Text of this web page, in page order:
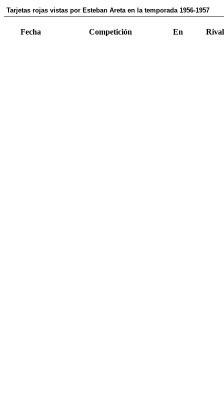
Tarjetas rojas vistas por Esteban Areta en la temporada 1956-1957
Fecha Competición En Rival